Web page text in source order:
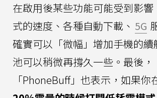
在啟用後某些功能可能受到影響
式的速度、各種自動下載、 5G
確實可以「微幅」增加手機的續
池可以稍微再撐久一些。最後，
「PhoneBuff」也表示，如果你